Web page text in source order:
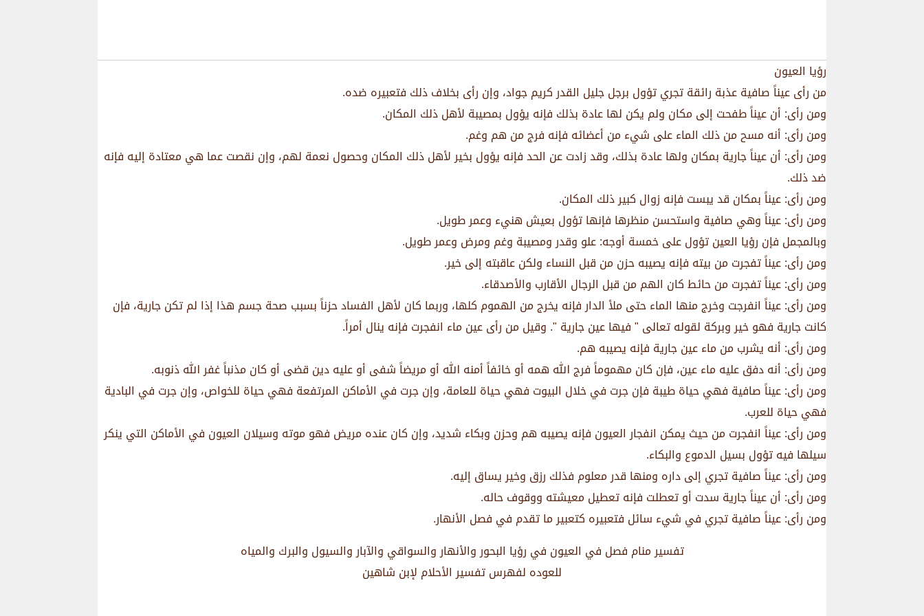
رؤيا العيون
من رأى عيناً صافية عذبة رائقة تجري تؤول برجل جليل القدر كريم جواد، وإن رأى بخلاف ذلك فتعبيره ضده.
ومن رأى: أن عيناً طفحت إلى مكان ولم يكن لها عادة بذلك فإنه يؤول بمصيبة لأهل ذلك المكان.
ومن رأى: أنه مسح من ذلك الماء على شيء من أعضائه فإنه فرج من هم وغم.
ومن رأى: أن عيناً جارية بمكان ولها عادة بذلك، وقد زادت عن الحد فإنه يؤول بخير لأهل ذلك المكان وحصول نعمة لهم، وإن نقصت عما هي معتادة إليه فإنه
ضد ذلك.
ومن رأى: عيناً بمكان قد يبست فإنه زوال كبير ذلك المكان.
ومن رأى: عيناً وهي صافية واستحسن منظرها فإنها تؤول بعيش هنيء وعمر طويل.
وبالمجمل فإن رؤيا العين تؤول على خمسة أوجه: علو وقدر ومصيبة وغم ومرض وعمر طويل.
ومن رأى: عيناً تفجرت من بيته فإنه يصيبه حزن من قبل النساء ولكن عاقبته إلى خير.
ومن رأى: عيناً تفجرت من حائط كان الهم من قبل الرجال الأقارب والأصدقاء.
ومن رأى: عيناً انفرجت وخرج منها الماء حتى ملأ الدار فإنه يخرج من الهموم كلها، وربما كان لأهل الفساد حزناً بسبب صحة جسم هذا إذا لم تكن جارية، فإن
كانت جارية فهو خير وبركة لقوله تعالى " فيها عين جارية ". وقيل من رأى عين ماء انفجرت فإنه ينال أمراً.
ومن رأى: أنه يشرب من ماء عين جارية فإنه يصيبه هم.
ومن رأى: أنه دفق عليه ماء عين، فإن كان مهموماً فرج الله همه أو خائفاً أمنه الله أو مريضاً شفى أو عليه دين قضى أو كان مذنباً غفر الله ذنوبه.
ومن رأى: عيناً صافية فهي حياة طيبة فإن جرت في خلال البيوت فهي حياة للعامة، وإن جرت في الأماكن المرتفعة فهي حياة للخواص، وإن جرت في البادية
فهي حياة للعرب.
ومن رأى: عيناً انفجرت من حيث يمكن انفجار العيون فإنه يصيبه هم وحزن وبكاء شديد، وإن كان عنده مريض فهو موته وسيلان العيون في الأماكن التي ينكر
سيلها فيه تؤول بسيل الدموع والبكاء.
ومن رأى: عيناً صافية تجري إلى داره ومنها قدر معلوم فذلك رزق وخير يساق إليه.
ومن رأى: أن عيناً جارية سدت أو تعطلت فإنه تعطيل معيشته ووقوف حاله.
ومن رأى: عيناً صافية تجري في شيء سائل فتعبيره كتعبير ما تقدم في فصل الأنهار.
تفسير منام فصل في العيون في رؤيا البحور والأنهار والسواقي والآبار والسيول والبرك والمياه
للعوده لفهرس تفسير الأحلام لإبن شاهين